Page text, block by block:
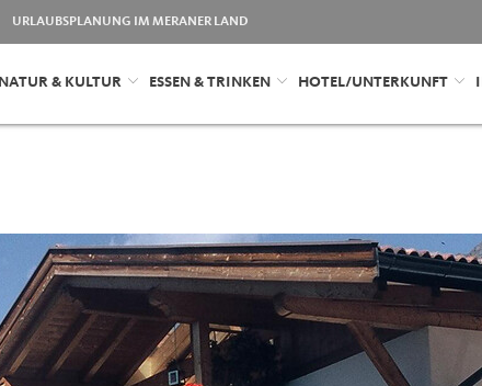
URLAUBSPLANUNG IM MERANER LAND
NATUR & KULTUR ESSEN & TRINKEN HOTEL/UNTERKUNFT